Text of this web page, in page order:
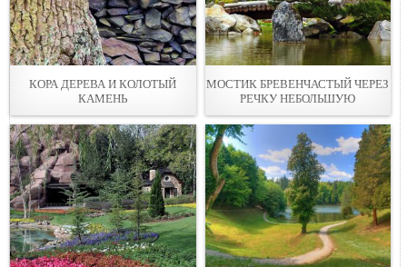
КОРА ДЕРEВА И КОЛОТЫЙ
КАМЕНЬ
МOСТИК БРЕВЕНЧАСТЫЙ ЧЕРЕЗ
РЕЧКУ НЕБОЛЬШУЮ